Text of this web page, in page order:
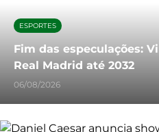
ESPORTES
Fim das especulações:
Real Madrid até 2032
06/08/2026